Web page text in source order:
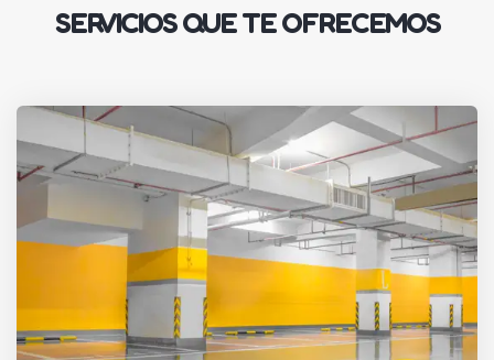
SERVICIOS QUE TE OFRECEMOS